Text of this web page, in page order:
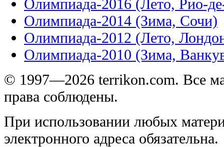
Олимпиада-2016 (Лето, Рио-
Олимпиада-2014 (Зима, Сочи)
Олимпиада-2012 (Лето,
Олимпиада-2010 (Зима,
© 1997—2026 terrikon.com. Все
права соблюдены.
При использовании любых
электронного адреса обязательна.